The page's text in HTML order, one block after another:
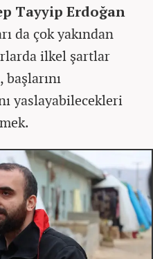
Tayyip Erdoğan
da çok yakından
ilkel şartlar
yaslayabilecekleri